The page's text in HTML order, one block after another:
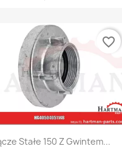
Szybki podgląd
Stałe 150 Z Gwintem...
favorite_border